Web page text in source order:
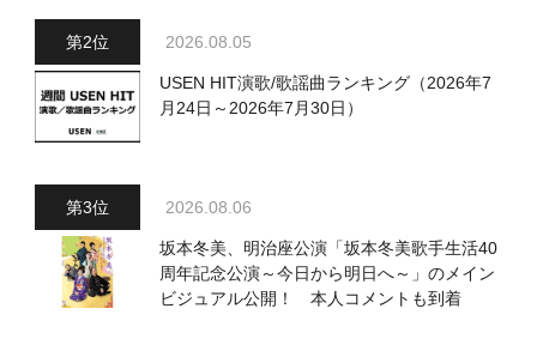
2026.08.05
USEN HIT演歌/歌謡曲ランキング（2026年7
月24日～2026年7月30日）
2026.08.06
坂本冬美、明治座公演「坂本冬美歌手生活40
周年記念公演～今日から明日へ～」のメイン
ビジュアル公開！ 本人コメントも到着